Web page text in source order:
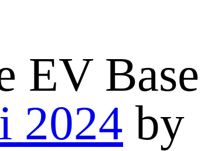
EV Base
2024 by